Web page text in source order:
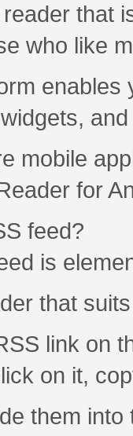
that
who like
mobile
for
feed?
is
that
link on
on it,
them